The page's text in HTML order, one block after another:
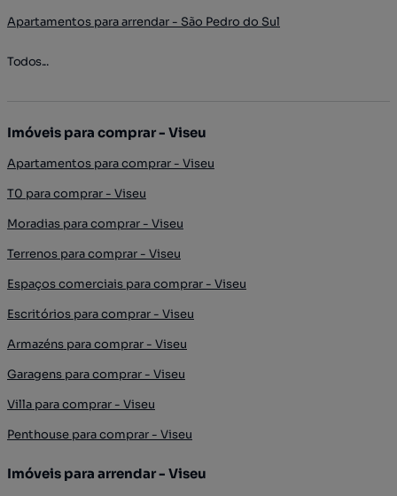
Apartamentos para arrendar - São Pedro do Sul
Todos...
Imóveis para comprar - Viseu
Apartamentos para comprar - Viseu
T0 para comprar - Viseu
Moradias para comprar - Viseu
Terrenos para comprar - Viseu
Espaços comerciais para comprar - Viseu
Escritórios para comprar - Viseu
Armazéns para comprar - Viseu
Garagens para comprar - Viseu
Villa para comprar - Viseu
Penthouse para comprar - Viseu
Imóveis para arrendar - Viseu